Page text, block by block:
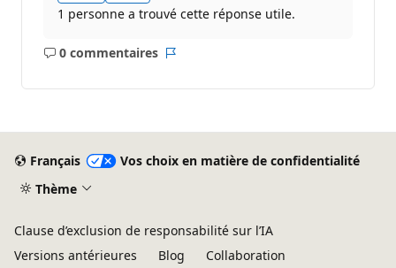
1 personne a trouvé cette réponse utile.
0 commentaires
Aucun
Français
Vos choix en matière de confidentialité
Thème
Clause d’exclusion de responsabilité sur l’IA
Versions antérieures
Blog Collaboration